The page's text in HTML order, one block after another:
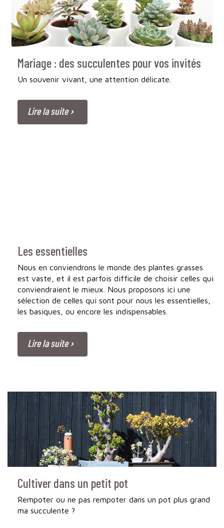
Mariage : des succulentes pour vos invités
Un souvenir vivant, une attention délicate.
Lire la suite
Les essentielles
Nous en conviendrons le monde des plantes grasses
est vaste, et il est parfois difficile de choisir celles qui
conviendraient le mieux. Nous proposons ici une
sélection de celles qui sont pour nous les essentielles,
les basiques, ou encore les indispensables.
Lire la suite
Cultiver dans un petit pot
Rempoter ou ne pas rempoter dans un pot plus grand
ma succulente ?